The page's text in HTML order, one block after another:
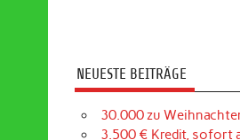
NEUESTE BEITRÄGE
30.000 zu
3.500 € Kredit, sofort